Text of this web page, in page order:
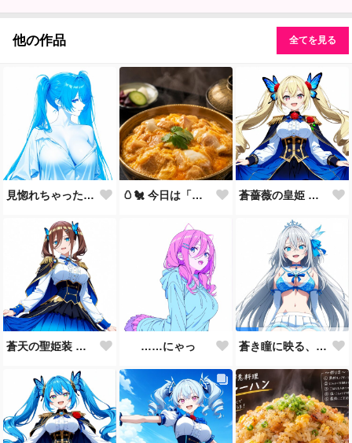
他の作品 全てを見る
見惚れちゃった？……まだ、何もしてないのに♡ 🥚🐔 今日は「親子丼の日」🍚✨ 蒼薔薇の皇姫 ― 青き王国の継承者 ―
蒼天の聖姫装 ― 蒼き王国の祝福 ― ……にゃっ 蒼き瞳に映る、まだ見ぬ未来。🩵